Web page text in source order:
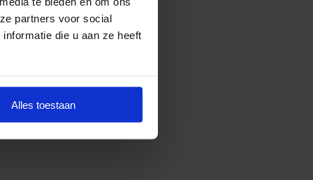
partners voor social
die u aan ze heeft
Alles toestaan